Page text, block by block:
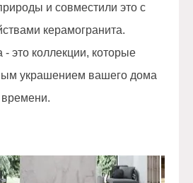
и совместили это с
керамогранита.
это коллекции, которые
украшением вашего дома
времени.